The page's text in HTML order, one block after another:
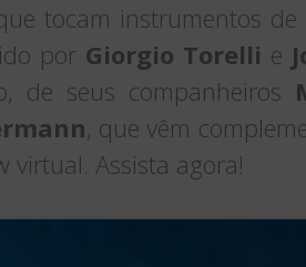
tocam instrumentos
por Giorgio Torelli e
de seus companheiros
, que vêm
virtual. Assista agora!